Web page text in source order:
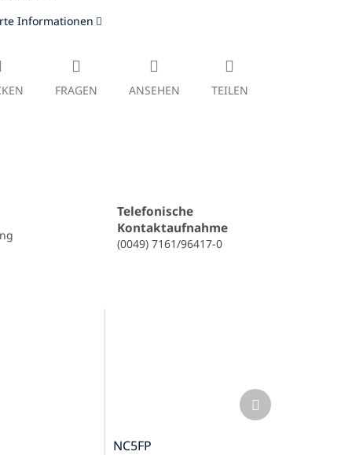
Informationen
FRAGEN ANSEHEN TEILEN
Telefonische
Kontaktaufnahme
(0049) 7161/96417-0
NC5FP
Nächstes
Produkt